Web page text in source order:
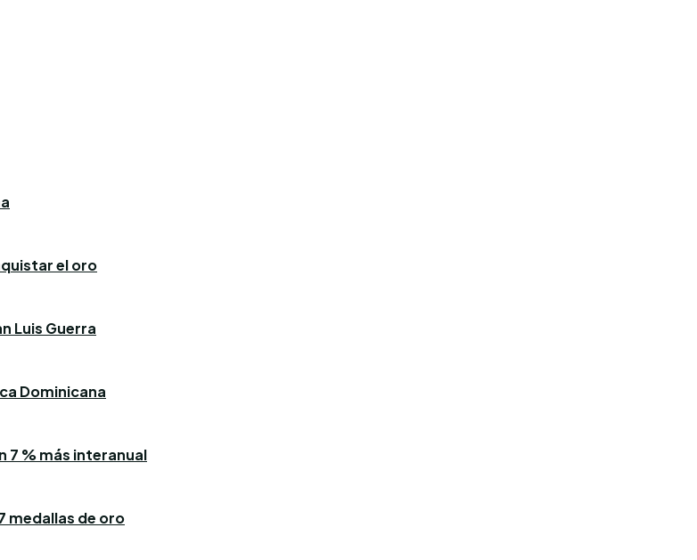
el oro
Luis Guerra
Dominicana
7 % más interanual
medallas de oro